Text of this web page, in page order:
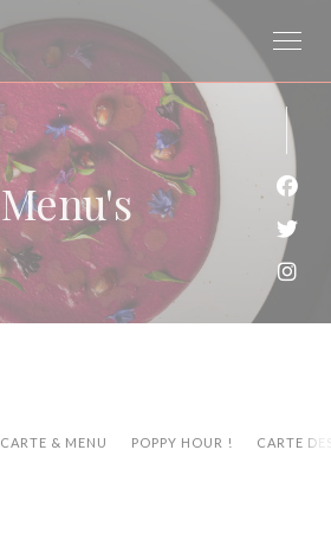
Menu's
CARTE & MENU POPPY HOUR ! CARTE